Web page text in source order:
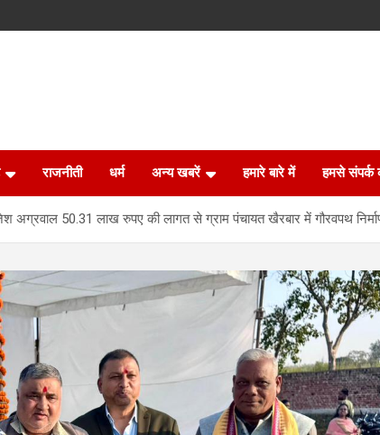
राजनीती धर्म अन्य खबरें हमारे बारे में हमसे संपर्क
अग्रवाल 50.31 लाख रुपए की लागत से ग्राम पंचायत खैरबार में गौरवपथ